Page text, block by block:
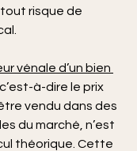
risque de
vénale d’un bien
, c’est-à-dire le prix
vendu dans des
du marché, n’est
théorique. Cette